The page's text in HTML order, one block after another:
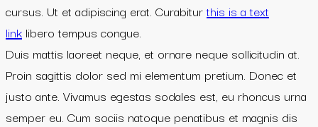
cursus. Ut et adipiscing erat. Curabiturthis is a text
link libero tempus congue.
Duis mattis laoreet neque, et ornare neque sollicitudin at.
Proin sagittis dolor sed mi elementum pretium. Donec et
justo ante. Vivamus egestas sodales est, eu rhoncus urna
semper eu. Cum sociis natoque penatibus et magnis dis